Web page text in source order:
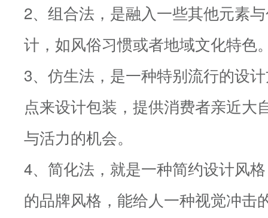
2、组合法，是融入一些其他元素
计，如风俗习惯或者地域文化特色
3、仿生法，是一种特别流行的设
点来设计包装，提供消费者亲近大
与活力的机会。
4、简化法，就是一种简约设计风
的品牌风格，能给人一种视觉冲击